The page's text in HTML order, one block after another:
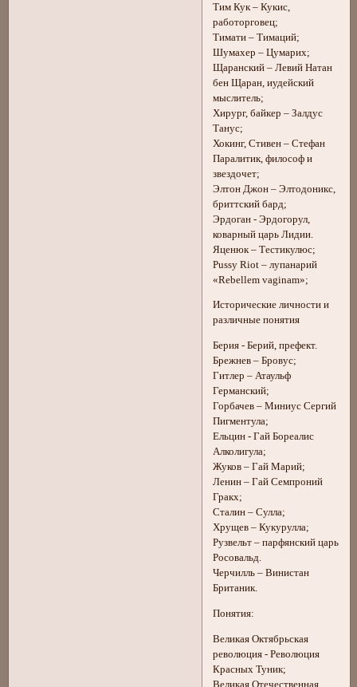
Тим Кук – Кукис,
работорговец;
Тимати – Тимаций;
Шумахер – Цумарих;
Щаранский – Левий Натан
бен Щаран, иудейский
мыслитель;
Хирург, байкер – Залдус
Танус;
Хокинг, Стивен – Стефан
Паралитик, философ и
звездочет;
Элтон Джон – Элтодоникс,
бриттский бард;
Эрдоган - Эрдогорул,
коварный царь Лидии.
Яценюк – Тестикулюс;
Pussy Riot – лупанарий
«Rebellem vaginam»;
Исторические личности и
различные понятия
Берия - Берий, префект.
Брежнев – Бровус;
Гитлер – Атаульф
Германский;
Горбачев – Миниус Сергий
Пигментула;
Ельцин - Гай Бореалис
Алколигула;
Жуков – Гай Марий;
Ленин – Гай Семпроний
Гракх;
Сталин – Сулла;
Хрущев – Кукурулла;
Рузвельт – парфянский царь
Росовальд.
Черчилль – Винистан
Британик.
Понятия:
Великая Октябрьская
революция - Революция
Красных Туник;
Великая Отечественная